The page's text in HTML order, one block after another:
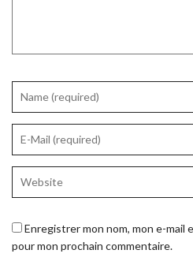
Enregistrer mon nom, mon e-mail
pour mon prochain commentaire.